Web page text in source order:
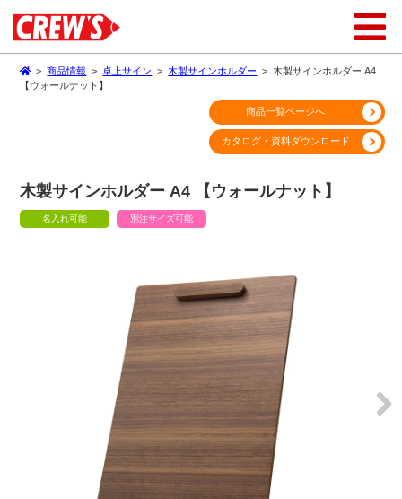
>商品情報 >卓上サイン >木製サインホルダー > 木製サインホルダー A4
【ウォールナット】
木製サインホルダー A4 【ウォールナット】
名入れ可能 別注サイズ可能
商品一覧ページへ
カタログ・資料ダウンロード